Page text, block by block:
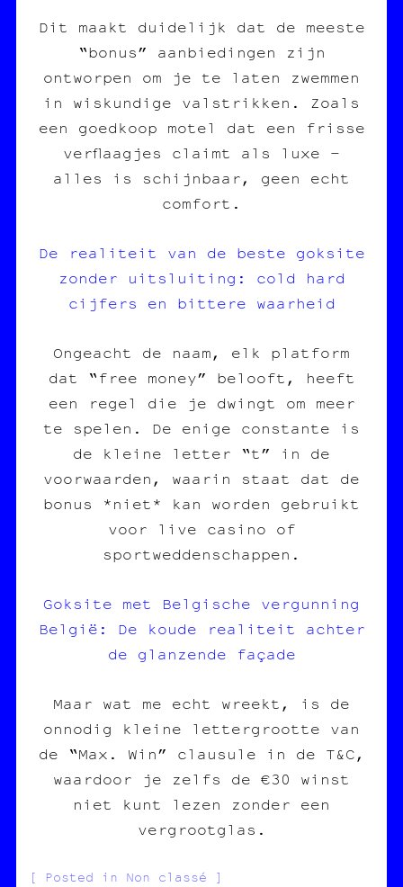
Dit maakt duidelijk dat de meeste
“bonus” aanbiedingen zijn
ontworpen om je te laten zwemmen
in wiskundige valstrikken. Zoals
een goedkoop motel dat een frisse
verflaagjes claimt als luxe –
alles is schijnbaar, geen echt
comfort.
De realiteit van de beste goksite
zonder uitsluiting: cold hard
cijfers en bittere waarheid
Ongeacht de naam, elk platform
dat “free money” belooft, heeft
een regel die je dwingt om meer
te spelen. De enige constante is
de kleine letter “t” in de
voorwaarden, waarin staat dat de
bonus *niet* kan worden gebruikt
voor live casino of
sportweddenschappen.
Goksite met Belgische vergunning
België: De koude realiteit achter
de glanzende façade
Maar wat me echt wreekt, is de
onnodig kleine lettergrootte van
de “Max. Win” clausule in de T&C,
waardoor je zelfs de €30 winst
niet kunt lezen zonder een
vergrootglas.
Posted in Non classé